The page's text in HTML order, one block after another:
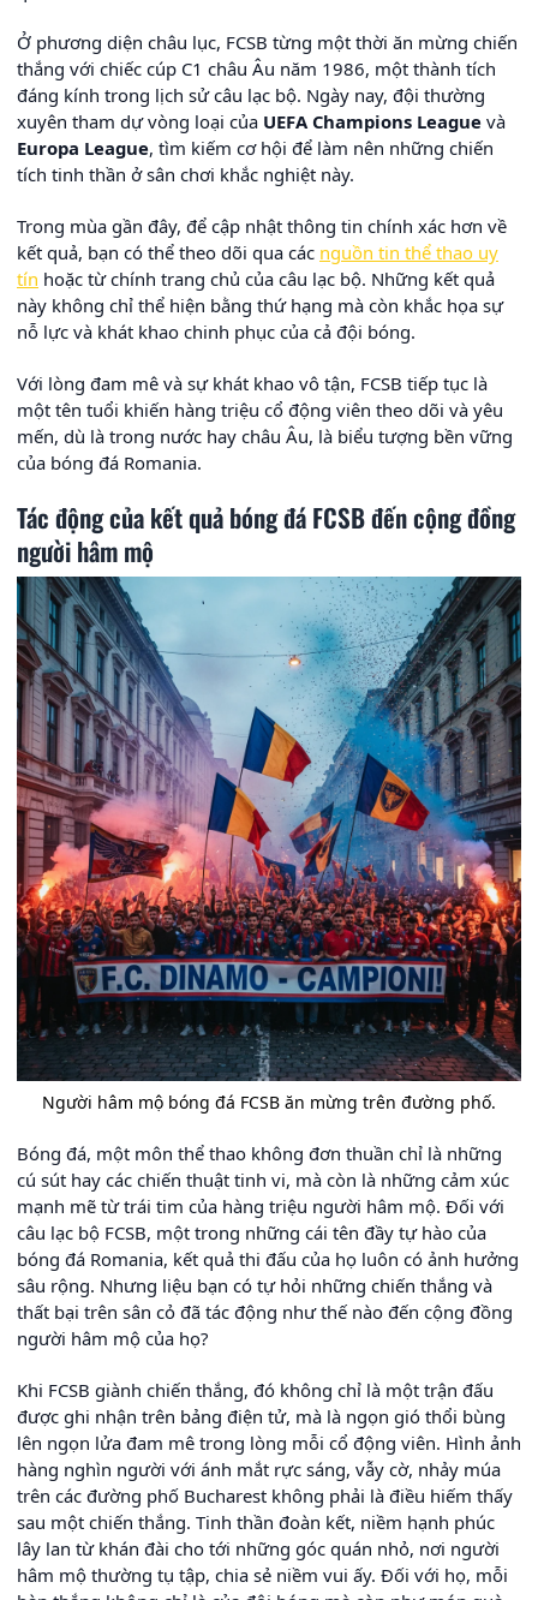
Ở phương diện châu lục, FCSB từng một thời ăn mừng chiến
thắng với chiếc cúp C1 châu Âu năm 1986, một thành tích
đáng kính trong lịch sử câu lạc bộ. Ngày nay, đội thường
xuyên tham dự vòng loại của UEFA Champions League và
Europa League, tìm kiếm cơ hội để làm nên những chiến
tích tinh thần ở sân chơi khắc nghiệt này.
Trong mùa gần đây, để cập nhật thông tin chính xác hơn về
kết quả, bạn có thể theo dõi qua các nguồn tin thể thao uy
tín hoặc từ chính trang chủ của câu lạc bộ. Những kết quả
này không chỉ thể hiện bằng thứ hạng mà còn khắc họa sự
nỗ lực và khát khao chinh phục của cả đội bóng.
Với lòng đam mê và sự khát khao vô tận, FCSB tiếp tục là
một tên tuổi khiến hàng triệu cổ động viên theo dõi và yêu
mến, dù là trong nước hay châu Âu, là biểu tượng bền vững
của bóng đá Romania.
Tác động của kết quả bóng đá FCSB đến cộng đồng
người hâm mộ
Người hâm mộ bóng đá FCSB ăn mừng trên đường phố.
Bóng đá, một môn thể thao không đơn thuần chỉ là những
cú sút hay các chiến thuật tinh vi, mà còn là những cảm xúc
mạnh mẽ từ trái tim của hàng triệu người hâm mộ. Đối với
câu lạc bộ FCSB, một trong những cái tên đầy tự hào của
bóng đá Romania, kết quả thi đấu của họ luôn có ảnh hưởng
sâu rộng. Nhưng liệu bạn có tự hỏi những chiến thắng và
thất bại trên sân cỏ đã tác động như thế nào đến cộng đồng
người hâm mộ của họ?
Khi FCSB giành chiến thắng, đó không chỉ là một trận đấu
được ghi nhận trên bảng điện tử, mà là ngọn gió thổi bùng
lên ngọn lửa đam mê trong lòng mỗi cổ động viên. Hình ảnh
hàng nghìn người với ánh mắt rực sáng, vẫy cờ, nhảy múa
trên các đường phố Bucharest không phải là điều hiếm thấy
sau một chiến thắng. Tinh thần đoàn kết, niềm hạnh phúc
lây lan từ khán đài cho tới những góc quán nhỏ, nơi người
hâm mộ thường tụ tập, chia sẻ niềm vui ấy. Đối với họ, mỗi